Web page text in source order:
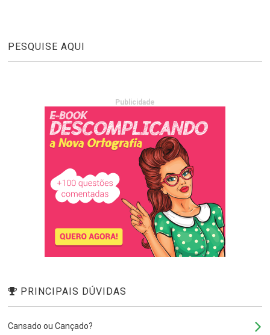
PESQUISE AQUI
Publicidade
PRINCIPAIS DÚVIDAS
Cansado ou Cançado?